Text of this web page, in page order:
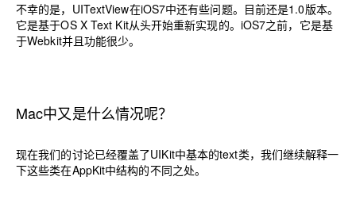
不幸的是，UITextView在iOS7中还有些问题。目前还是1.0版本。
它是基于OS X Text Kit从头开始重新实现的。iOS7之前，它是基
于Webkit并且功能很少。
Mac中又是什么情况呢？
现在我们的讨论已经覆盖了UIKit中基本的text类，我们继续解释一
下这些类在AppKit中结构的不同之处。